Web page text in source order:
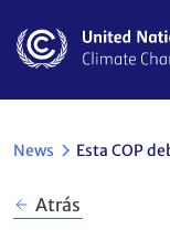
contenido
News Esta COP
Atrás